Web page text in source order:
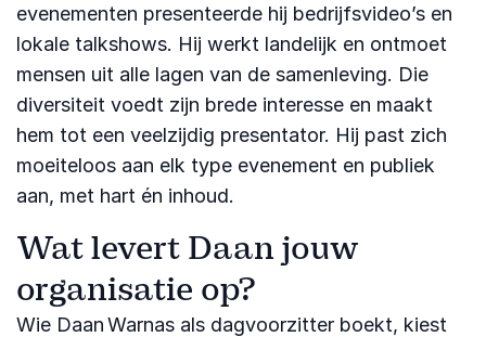
evenementen presenteerde hij bedrijfsvideo’s en
lokale talkshows. Hij werkt landelijk en ontmoet
mensen uit alle lagen van de samenleving. Die
diversiteit voedt zijn brede interesse en maakt
hem tot een veelzijdig presentator. Hij past zich
moeiteloos aan elk type evenement en publiek
aan, met hart én inhoud.
Wat levert Daan jouw
organisatie op?
Wie Daan Warnas als dagvoorzitter boekt, kiest